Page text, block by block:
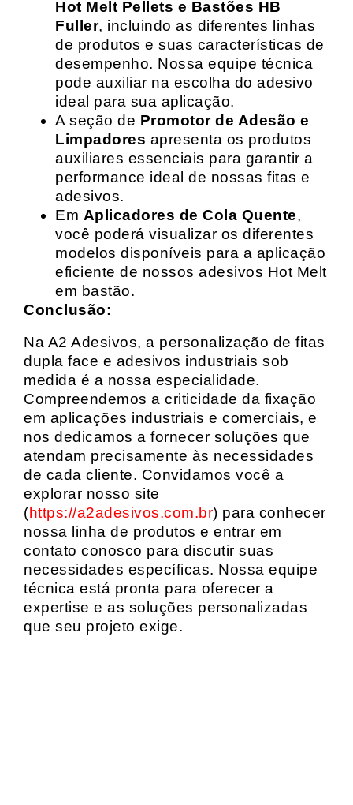
Hot Melt Pellets e Bastões HB
Fuller, incluindo as diferentes linhas
de produtos e suas características de
desempenho. Nossa equipe técnica
pode auxiliar na escolha do adesivo
ideal para sua aplicação.
A seção de Promotor de Adesão e
Limpadores apresenta os produtos
auxiliares essenciais para garantir a
performance ideal de nossas fitas e
adesivos.
Em Aplicadores de Cola Quente,
você poderá visualizar os diferentes
modelos disponíveis para a aplicação
eficiente de nossos adesivos Hot Melt
em bastão.
Conclusão:
Na A2 Adesivos, a personalização de fitas
dupla face e adesivos industriais sob
medida é a nossa especialidade.
Compreendemos a criticidade da fixação
em aplicações industriais e comerciais, e
nos dedicamos a fornecer soluções que
atendam precisamente às necessidades
de cada cliente. Convidamos você a
explorar nosso site
(https://a2adesivos.com.br) para conhecer
nossa linha de produtos e entrar em
contato conosco para discutir suas
necessidades específicas. Nossa equipe
técnica está pronta para oferecer a
expertise e as soluções personalizadas
que seu projeto exige.